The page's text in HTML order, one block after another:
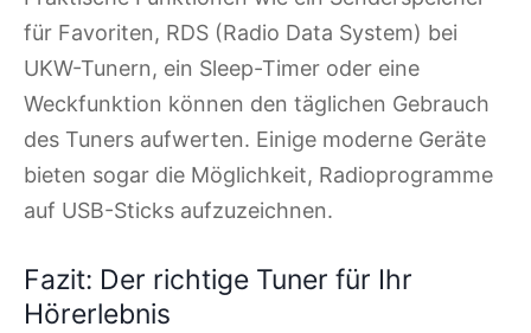
für Favoriten, RDS (Radio Data System) bei
UKW-Tunern, ein Sleep-Timer oder eine
Weckfunktion können den täglichen Gebrauch
des Tuners aufwerten. Einige moderne Geräte
bieten sogar die Möglichkeit, Radioprogramme
auf USB-Sticks aufzuzeichnen.
Fazit: Der richtige Tuner für Ihr
Hörerlebnis